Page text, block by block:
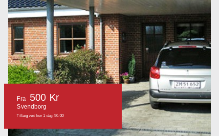
Fra 500 Kr
Svendborg
Tillæg ved kun 1 dag: 50.00